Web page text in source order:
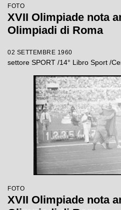
FOTO
XVII Olimpiade nota
Olimpiadi di Roma
02 SETTEMBRE 1960
settore SPORT /14° Libro Sport /
FOTO
XVII Olimpiade nota